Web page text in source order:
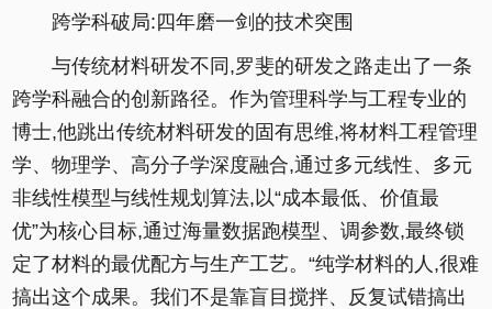
跨学科破局:四年磨一剑的技术突围
与传统材料研发不同,罗斐的研发之路走出了一条
跨学科融合的创新路径。作为管理科学与工程专业的
博士,他跳出传统材料研发的固有思维,将材料工程管理
学、物理学、高分子学深度融合,通过多元线性、多元
非线性模型与线性规划算法,以“成本最低、价值最
优”为核心目标,通过海量数据跑模型、调参数,最终锁
定了材料的最优配方与生产工艺。“纯学材料的人,很难
搞出这个成果。我们不是靠盲目搅拌、反复试错搞出